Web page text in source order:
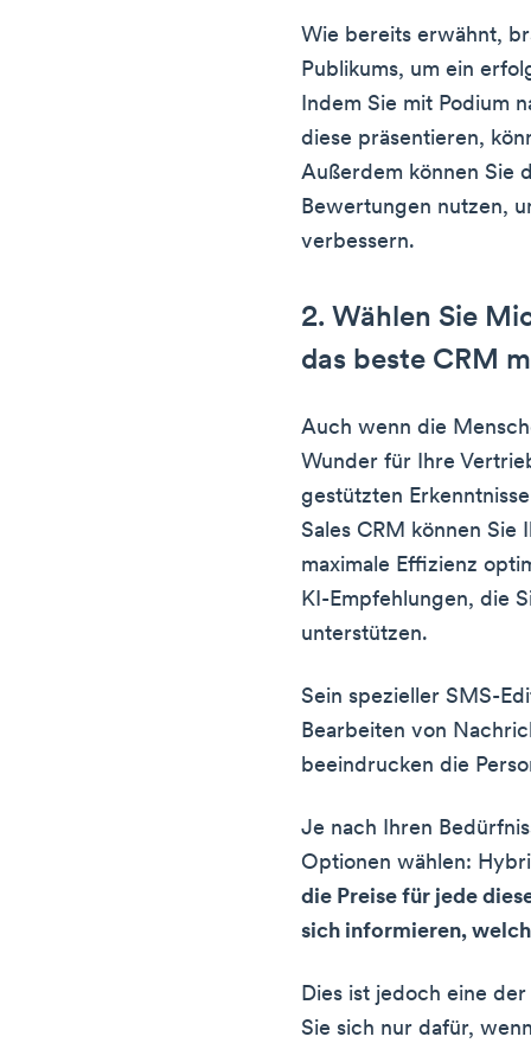
Wie bereits erwähnt,
Publikums, um ein
Indem Sie mit Podium
diese präsentieren,
Außerdem können Sie
Bewertungen nutzen,
verbessern.
2. Wählen Sie
das beste CRM
Auch wenn die
Wunder für Ihre
gestützten
Sales CRM können Sie
maximale Effizienz
KI-Empfehlungen, die
unterstützen.
Sein spezieller SMS-
Bearbeiten von
beeindrucken die
Je nach Ihren
Optionen wählen:
die Preise für jede
sich informieren,
Dies ist jedoch eine
Sie sich nur dafür,